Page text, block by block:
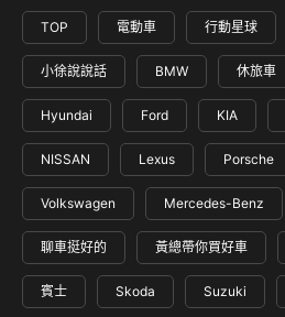
TOP 電動車 行動星球
小徐說說話 BMW 休旅車
Hyundai Ford KIA
NISSAN Lexus Porsche
Volkswagen Mercedes-Benz
聊車挺好的 黃總帶你買好車
賓士 Skoda Suzuki